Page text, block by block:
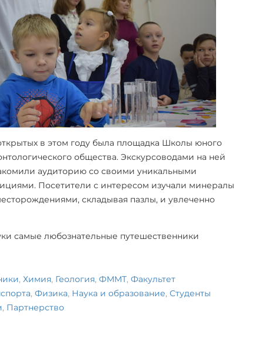
в этом году была площадка Школы юного
общества. Экскурсоводами на ней
аудиторию со своими уникальными
Посетители с интересом изучали минералы
складывая пазлы, и увлеченно
самые любознательные путешественники
, Химия, Геология, ФММТ, Факультет
, Физика, Наука и образование, Студенты
, Партнерство